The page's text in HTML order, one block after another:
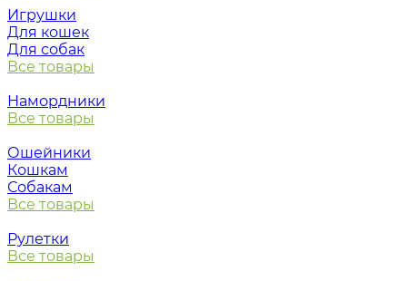
Игрушки
Для кошек
Для собак
Все товары
Намордники
Все товары
Ошейники
Кошкам
Собакам
Все товары
Рулетки
Все товары